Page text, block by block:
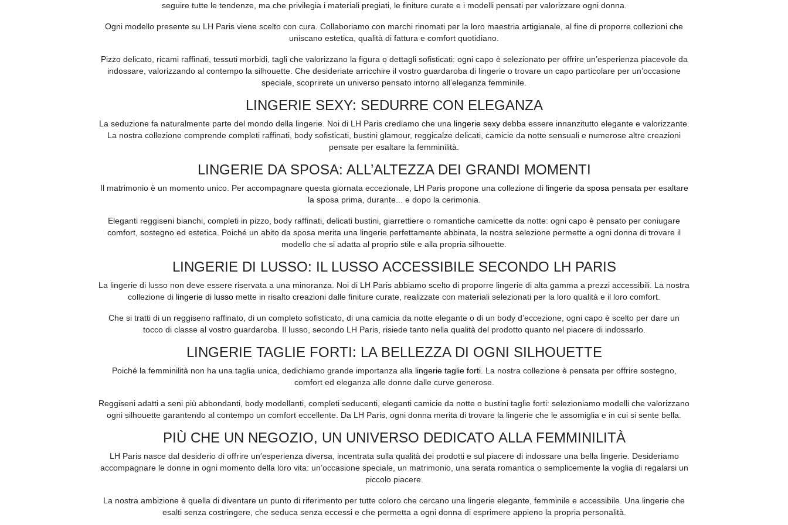
seguire tutte le tendenze, ma che privilegia i materiali pregiati, le finiture curate e i modelli pensati per valorizzare ogni donna.
Ogni modello presente su LH Paris viene scelto con cura. Collaboriamo con marchi rinomati per la loro maestria artigianale, al fine di proporre collezioni che
uniscano estetica, qualità di fattura e comfort quotidiano.
Pizzo delicato, ricami raffinati, tessuti morbidi, tagli che valorizzano la figura o dettagli sofisticati: ogni capo è selezionato per offrire un’esperienza piacevole da
indossare, valorizzando al contempo la silhouette. Che desideriate arricchire il vostro guardaroba di lingerie o trovare un capo particolare per un’occasione
speciale, scoprirete un universo pensato intorno all’eleganza femminile.
LINGERIE SEXY: SEDURRE CON ELEGANZA
La seduzione fa naturalmente parte del mondo della lingerie. Noi di LH Paris crediamo che una lingerie sexydebba essere innanzitutto elegante e valorizzante.
La nostra collezione comprende completi raffinati, body sofisticati, bustini glamour, reggicalze delicati, camicie da notte sensuali e numerose altre creazioni
pensate per esaltare la femminilità.
LINGERIE DA SPOSA: ALL’ALTEZZA DEI GRANDI MOMENTI
Il matrimonio è un momento unico. Per accompagnare questa giornata eccezionale, LH Paris propone una collezione di lingerie da sposa pensata per esaltare
la sposa prima, durante... e dopo la cerimonia.
Eleganti reggiseni bianchi, completi in pizzo, body raffinati, delicati bustini, giarrettiere o romantiche camicette da notte: ogni capo è pensato per coniugare
comfort, sostegno ed estetica. Poiché un abito da sposa merita una lingerie perfettamente abbinata, la nostra selezione permette a ogni donna di trovare il
modello che si adatta al proprio stile e alla propria silhouette.
LINGERIE DI LUSSO: IL LUSSO ACCESSIBILE SECONDO LH PARIS
La lingerie di lusso non deve essere riservata a una minoranza. Noi di LH Paris abbiamo scelto di proporre lingerie di alta gamma a prezzi accessibili. La nostra
collezione di lingerie di lusso mette in risalto creazioni dalle finiture curate, realizzate con materiali selezionati per la loro qualità e il loro comfort.
Che si tratti di un reggiseno raffinato, di un completo sofisticato, di una camicia da notte elegante o di un body d’eccezione, ogni capo è scelto per dare un
tocco di classe al vostro guardaroba. Il lusso, secondo LH Paris, risiede tanto nella qualità del prodotto quanto nel piacere di indossarlo.
LINGERIE TAGLIE FORTI: LA BELLEZZA DI OGNI SILHOUETTE
Poiché la femminilità non ha una taglia unica, dedichiamo grande importanza alla lingerie taglie forti. La nostra collezione è pensata per offrire sostegno,
comfort ed eleganza alle donne dalle curve generose.
Reggiseni adatti a seni più abbondanti, body modellanti, completi seducenti, eleganti camicie da notte o bustini taglie forti: selezioniamo modelli che valorizzano
ogni silhouette garantendo al contempo un comfort eccellente. Da LH Paris, ogni donna merita di trovare la lingerie che le assomiglia e in cui si sente bella.
PIÙ CHE UN NEGOZIO, UN UNIVERSO DEDICATO ALLA FEMMINILITÀ
LH Paris nasce dal desiderio di offrire un’esperienza diversa, incentrata sulla qualità dei prodotti e sul piacere di indossare una bella lingerie. Desideriamo
accompagnare le donne in ogni momento della loro vita: un’occasione speciale, un matrimonio, una serata romantica o semplicemente la voglia di regalarsi un
piccolo piacere.
La nostra ambizione è quella di diventare un punto di riferimento per tutte coloro che cercano una lingerie elegante, femminile e accessibile. Una lingerie che
esalti senza costringere, che seduca senza eccessi e che permetta a ogni donna di esprimere appieno la propria personalità.